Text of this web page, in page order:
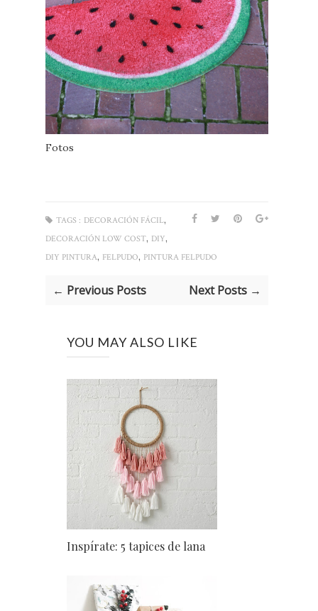
Fotos
TAGS : DECORACIÓN FÁCIL,
DECORACIÓN LOW COST, DIY,
DIY PINTURA, FELPUDO, PINTURA FELPUDO
← Previous Posts Next Posts →
YOU MAY ALSO LIKE
Inspírate: 5 tapices de lana